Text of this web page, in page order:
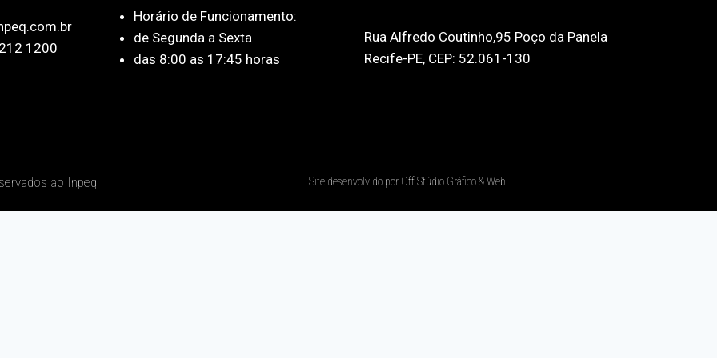
1200
Horário de Funcionamento:
de Segunda a Sexta
das 8:00 as 17:45 horas
Rua Alfredo Coutinho,95 Poço da Panela
Recife-PE, CEP: 52.061-130
ao Inpeq Site desenvolvido por Off Stúdio Gráfico & Web